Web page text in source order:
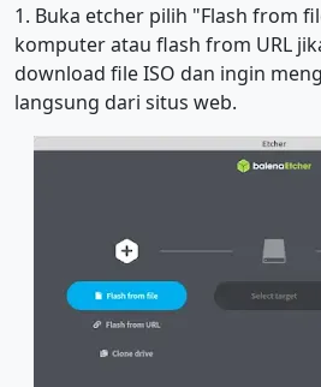
1. Buka etcher pilih "Flash from
komputer atau flash from URL
download file ISO dan ingin
langsung dari situs web.